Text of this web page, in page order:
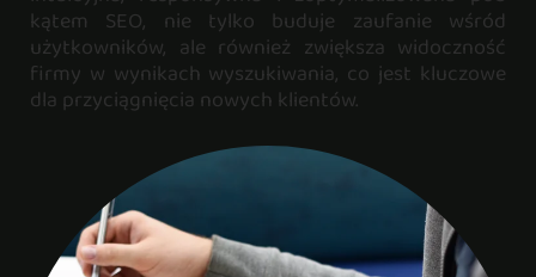
kątem SEO, nie tylko buduje zaufanie wśród
użytkowników, ale również zwiększa widoczność
firmy w wynikach wyszukiwania, co jest kluczowe
dla przyciągnięcia nowych klientów.